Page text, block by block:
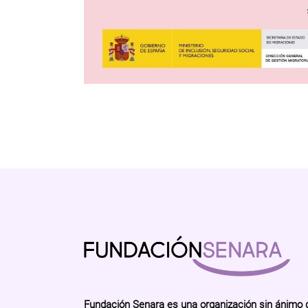
Fundación Senara es una organización sin ánimo